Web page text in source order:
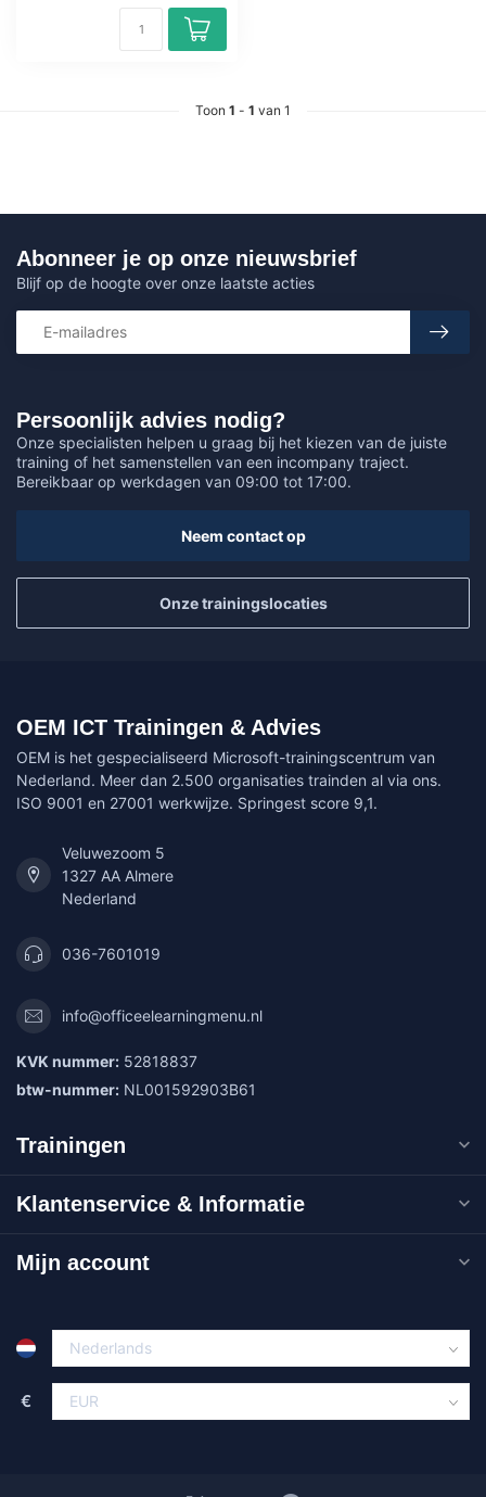
Toon 1 - 1 van 1
Persoonlijk advies nodig?
Onze specialisten helpen u graag bij het kiezen van de juiste
training of het samenstellen van een incompany traject.
Bereikbaar op werkdagen van 09:00 tot 17:00.
Neem contact op
Onze trainingslocaties
Abonneer je op onze nieuwsbrief
Blijf op de hoogte over onze laatste acties
OEM ICT Trainingen & Advies
OEM is het gespecialiseerd Microsoft-trainingscentrum van
Nederland. Meer dan 2.500 organisaties trainden al via ons.
ISO 9001 en 27001 werkwijze. Springest score 9,1.
Veluwezoom 5
1327 AA Almere
Nederland
036-7601019
info@officeelearningmenu.nl
KVK nummer: 52818837
btw-nummer: NL001592903B61
Trainingen
Klantenservice & Informatie
Mijn account
€